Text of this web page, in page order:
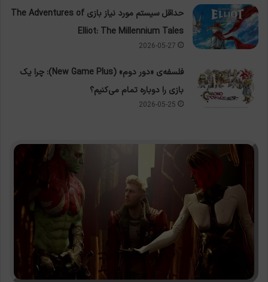
حداقل سیستم مورد نیاز بازی The Adventures of
Elliot: The Millennium Tales
2026-05-27
فلسفه‌ی «دور دوم» (New Game Plus): چرا یک
بازی را دوباره تمام می‌کنیم؟
2026-05-25